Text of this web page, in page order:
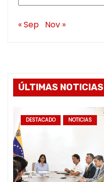
« Sep Nov »
ÚLTIMAS NOTICIAS
DESTACADO NOTICIAS